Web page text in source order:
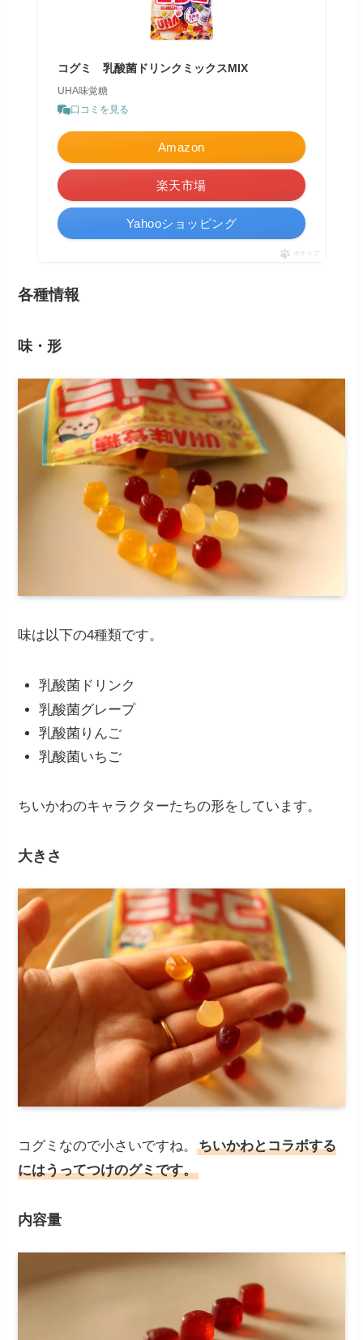
コグミ 乳酸菌ドリンクミックスMIX
UHA味覚糖
口コミを見る
Amazon
楽天市場
Yahooショッピング
ポチップ
各種情報
味・形
味は以下の4種類です。
乳酸菌ドリンク
乳酸菌グレープ
乳酸菌りんご
乳酸菌いちご
ちいかわのキャラクターたちの形をしています。
大きさ
コグミなので小さいですね。ちいかわとコラボする
にはうってつけのグミです。
内容量